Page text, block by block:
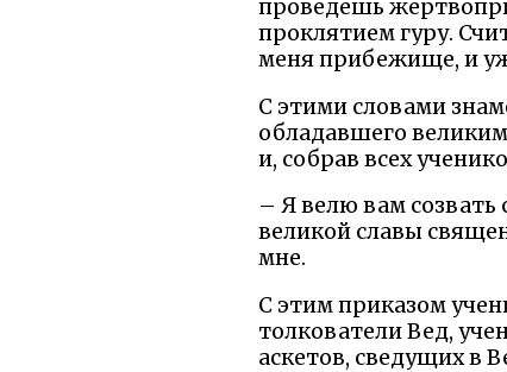
проведешь
проклятием гуру.
меня прибежище, и
С этими словами
обладавшего
и, собрав всех
– Я велю вам
великой славы
мне.
С этим приказом
толкователи Вед,
аскетов, сведущих в